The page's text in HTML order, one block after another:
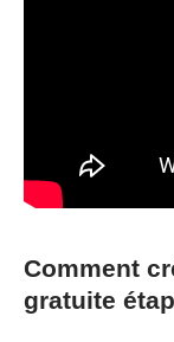
Comment
gratuite